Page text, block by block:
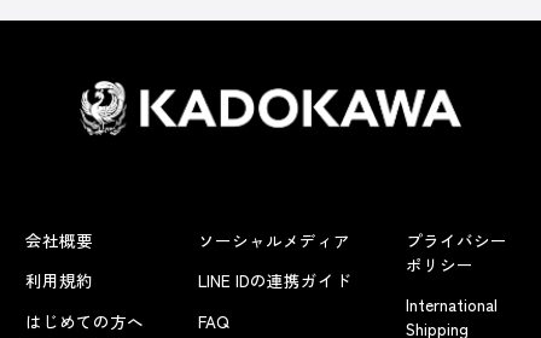
会社概要
利用規約
はじめての方へ
ソーシャルメディア
LINE IDの連携ガイド
FAQ
プライバシー
ポリシー
International
Shipping